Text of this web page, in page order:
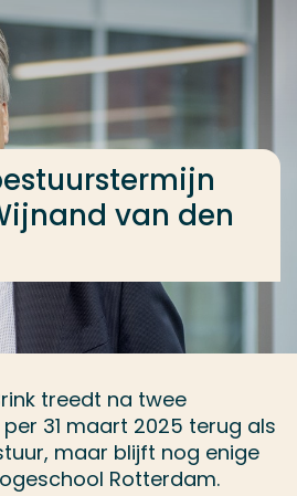
collegelid Wijnand
van den
treedt na twee
31 maart 2025 terug als
maar blijft nog enige
Rotterdam.